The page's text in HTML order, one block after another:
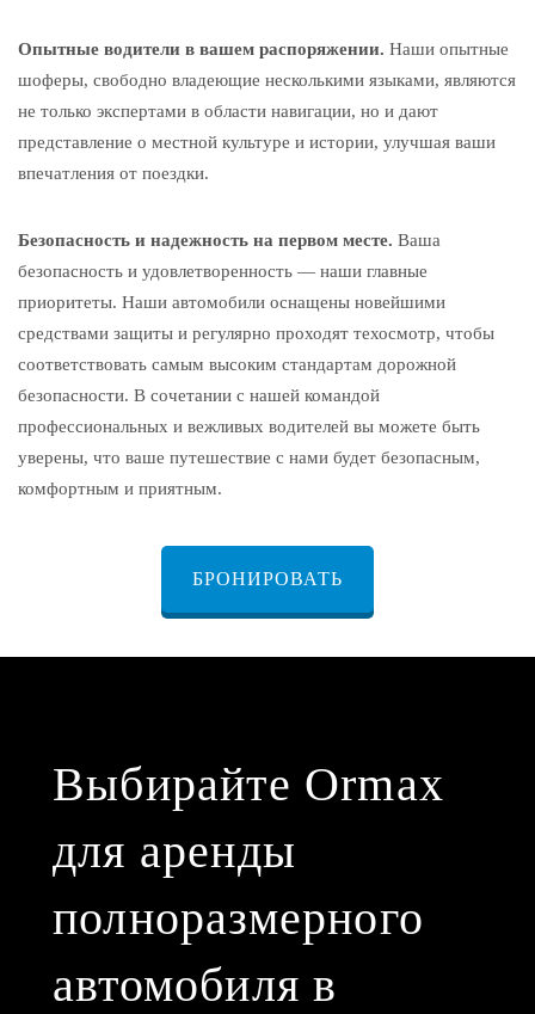
Опытные водители в вашем распоряжении. Наши опытные
шоферы, свободно владеющие несколькими языками, являются
не только экспертами в области навигации, но и дают
представление о местной культуре и истории, улучшая ваши
впечатления от поездки.
Безопасность и надежность на первом месте. Ваша
безопасность и удовлетворенность — наши главные
приоритеты. Наши автомобили оснащены новейшими
средствами защиты и регулярно проходят техосмотр, чтобы
соответствовать самым высоким стандартам дорожной
безопасности. В сочетании с нашей командой
профессиональных и вежливых водителей вы можете быть
уверены, что ваше путешествие с нами будет безопасным,
комфортным и приятным.
БРОНИРОВАТЬ
Выбирайте Ormax
для аренды
полноразмерного
автомобиля в